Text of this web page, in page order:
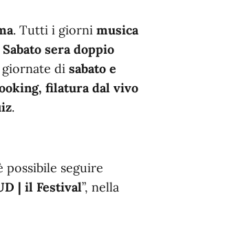
. Tutti i giorni musica
Sabato seradoppio
giornate di sabato e
filatura dal vivo
.
seguire
| il Festival”, nella